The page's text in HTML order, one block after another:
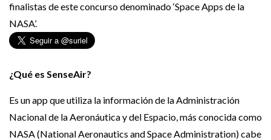
finalistas de este concurso denominado ‘Space Apps de la
NASA’.
¿Qué es SenseAir?
Es un app que utiliza la información de la Administración
Nacional de la Aeronáutica y del Espacio, más conocida como
NASA (National Aeronautics and Space Administration) cabe